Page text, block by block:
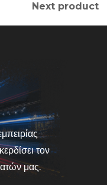
Next product
τον
μας.